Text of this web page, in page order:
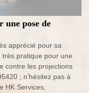
une pose de
apprécié pour sa
pratique pour une
contre les projections
; n’hésitez pas à
HK Services,